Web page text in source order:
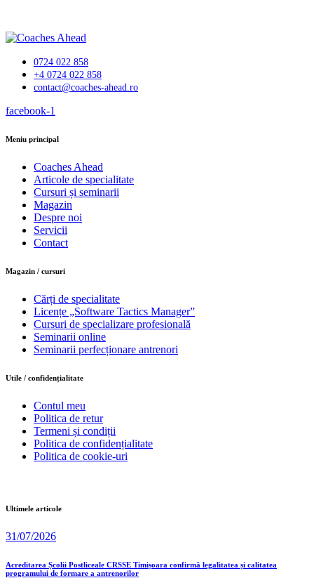
0724 022 858
+4 0724 022 858
contact@coaches-ahead.ro
facebook-1
Meniu principal
Coaches Ahead
Articole de specialitate
Cursuri și seminarii
Magazin
Despre noi
Servicii
Contact
Magazin / cursuri
Cărți de specialitate
Licențe „Software Tactics Manager”
Cursuri de specializare profesională
Seminarii online
Seminarii perfecționare antrenori
Utile / confidențialitate
Contul meu
Politica de retur
Termeni și condiții
Politica de confidențialitate
Politica de cookie-uri
Ultimele articole
31/07/2026
Acreditarea Școlii Postliceale CRSSE Timișoara confirmă legalitatea și calitatea
programului de formare a antrenorilor